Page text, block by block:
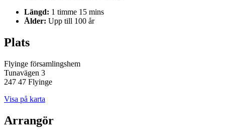
Längd: 1 timme 15 mins
Ålder: Upp till 100 år
Plats
Flyinge församlingshem
Tunavägen 3
247 47 Flyinge
Visa på karta
Arrangör